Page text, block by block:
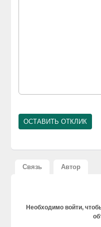
Связь Автор
Необходимо войти,